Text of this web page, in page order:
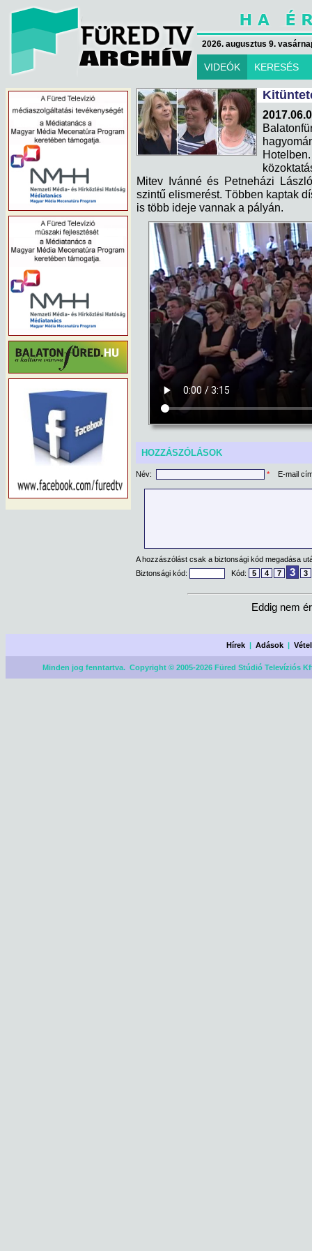
2026. augusztus 9.
VIDEÓK KERESÉS
Mitev Ivánné és Petneházi
szintű elismerést. Többen kaptak
is több ideje vannak a pályán.
HOZZÁSZÓLÁSOK
Név: * E-mail
A hozzászólást csak a biztonsági kód megadása
Biztonsági kód:
Kód: 5 4 7 3 3
Eddig nem
Hírek |Adások |
Minden jog fenntartva. Copyright © 2005-2026 Füred Stúdió Televíziós